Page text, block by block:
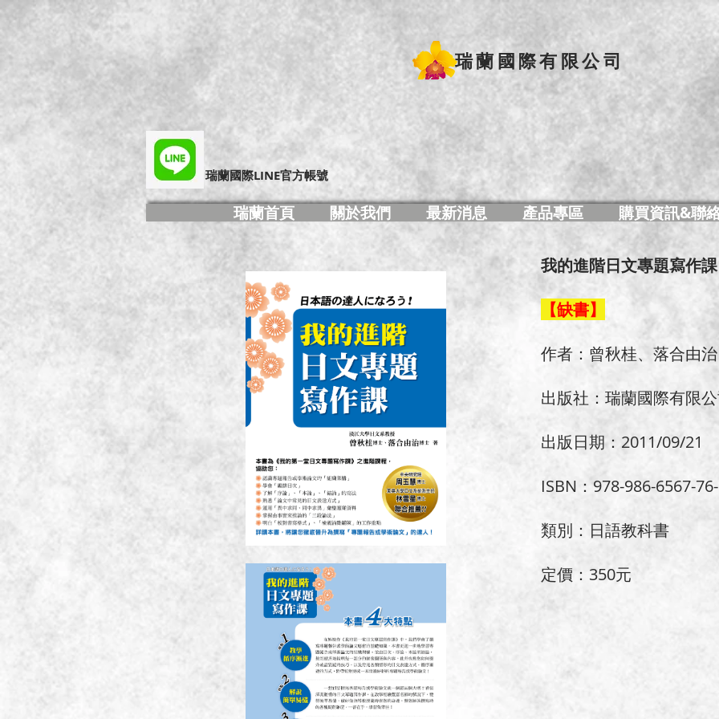
瑞蘭國際有限公司
​瑞蘭國際LINE官方帳號
瑞蘭首頁 關於我們 最新消息 產品專區 購買資訊&聯
我的進階日文專題寫作課​
【缺書】
作者：曾秋桂、落合由治
出版社：瑞蘭國際有限
出版日期：2011/09/21
ISBN：978-986-6567-
類別：日語教科書
定價：350元